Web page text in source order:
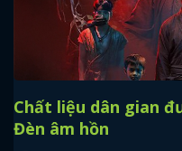
Chất liệu dân gian
Đèn âm hồn